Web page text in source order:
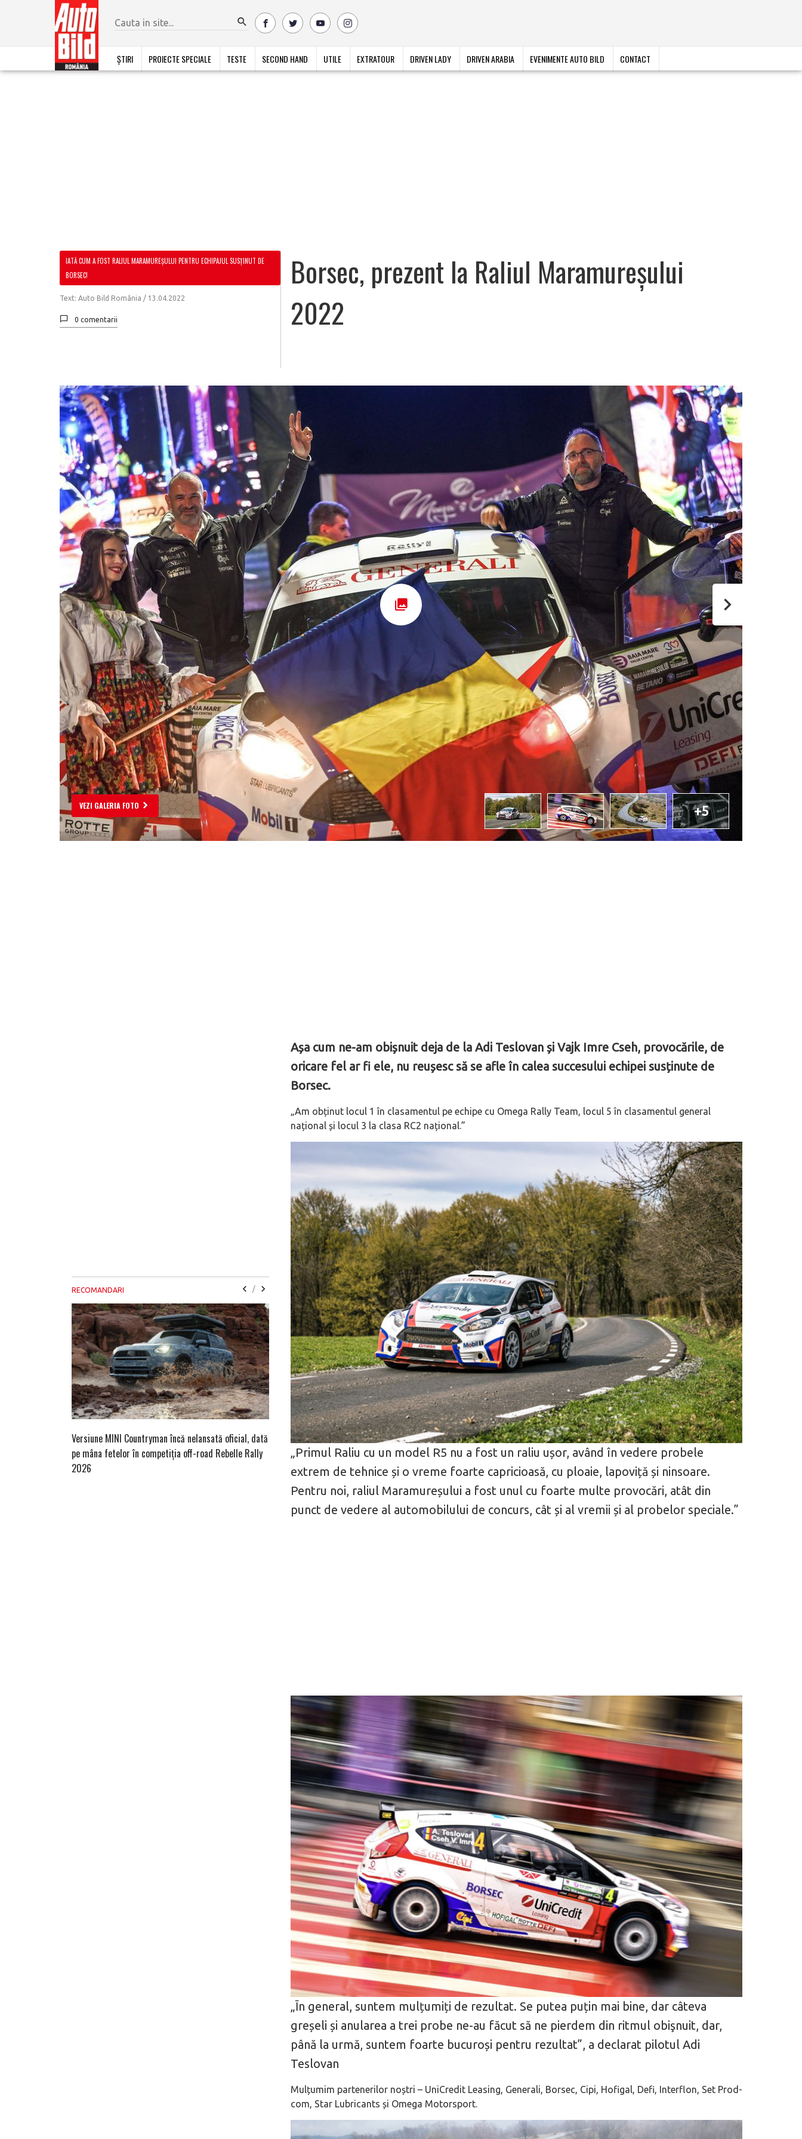
ȘTIRI PROIECTE SPECIALE TESTE SECOND HAND UTILE EXTRATOUR DRIVEN LADY DRIVEN ARABIA EVENIMENTE AUTO BILD CONTACT
IATĂ CUM A FOST RALIUL MARAMUREȘULUI PENTRU ECHIPAJUL SUSȚINUT DE
BORSEC!
Text: Auto Bild România / 13.04.2022
0 comentarii
Borsec, prezent la Raliul Maramureșului
2022
VEZI GALERIA FOTO +5
Așa cum ne-am obișnuit deja de la Adi Teslovan și Vajk Imre Cseh, provocările, de
oricare fel ar fi ele, nu reușesc să se afle în calea succesului echipei susținute de
Borsec.
„Am obținut locul 1 în clasamentul pe echipe cu Omega Rally Team, locul 5 în clasamentul general
național și locul 3 la clasa RC2 național.”
„Primul Raliu cu un model R5 nu a fost un raliu ușor, având în vedere probele
extrem de tehnice și o vreme foarte capricioasă, cu ploaie, lapoviță și ninsoare.
Pentru noi, raliul Maramureșului a fost unul cu foarte multe provocări, atât din
punct de vedere al automobilului de concurs, cât și al vremii și al probelor speciale.”
„Īn general, suntem mulțumiți de rezultat. Se putea puțin mai bine, dar câteva
greșeli și anularea a trei probe ne-au făcut să ne pierdem din ritmul obişnuit, dar,
până la urmă, suntem foarte bucuroși pentru rezultat”, a declarat pilotul Adi
Teslovan
Mulțumim partenerilor noștri – UniCredit Leasing, Generali, Borsec, Cipi, Hofigal, Defi, Interflon, Set Prod-
com, Star Lubricants și Omega Motorsport.
RECOMANDARI /
Versiune MINI Countryman încă nelansată oficial, dată
pe mâna fetelor în competiția off-road Rebelle Rally
2026
Pentru cine știe ceva avioane, numele Hennessey
Blackbird va suna ca un apropo. Unul pertinent, de
altfel!
Prima sportivă cu motor central a mărcii, omagiată
de noua ediție limitată Lamborghini Revuelto Miura
60° Hommage
Dacă viața e „heavy duty”, măcar
mai buni!